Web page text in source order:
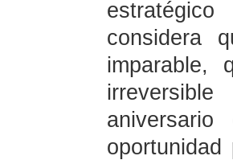
considera
imparable,